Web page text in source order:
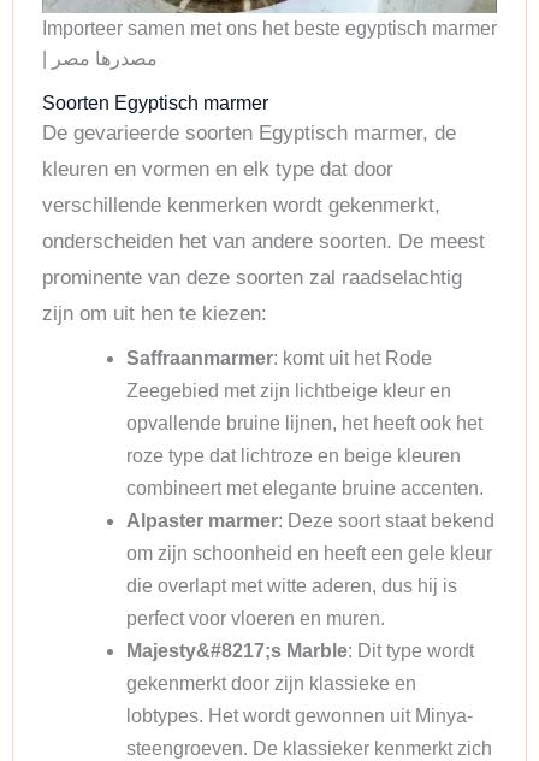
Importeer samen met ons het beste egyptisch marmer
| مصدرها مصر
Soorten Egyptisch marmer
De gevarieerde soorten Egyptisch marmer, de
kleuren en vormen en elk type dat door
verschillende kenmerken wordt gekenmerkt,
onderscheiden het van andere soorten. De meest
prominente van deze soorten zal raadselachtig
zijn om uit hen te kiezen:
Saffraanmarmer: komt uit het Rode
Zeegebied met zijn lichtbeige kleur en
opvallende bruine lijnen, het heeft ook het
roze type dat lichtroze en beige kleuren
combineert met elegante bruine accenten.
Alpaster marmer: Deze soort staat bekend
om zijn schoonheid en heeft een gele kleur
die overlapt met witte aderen, dus hij is
perfect voor vloeren en muren.
Majesty&#8217;s Marble: Dit type wordt
gekenmerkt door zijn klassieke en
lobtypes. Het wordt gewonnen uit Minya-
steengroeven. De klassieker kenmerkt zich